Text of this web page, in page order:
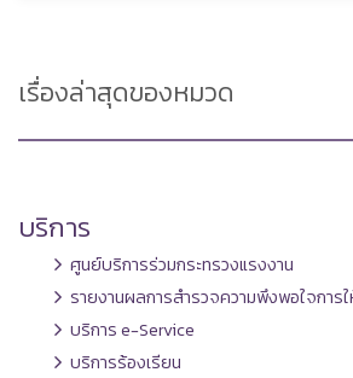
เรื่องล่าสุดของหมวด
บริการ
ศูนย์บริการร่วมกระทรวงแรงงาน
รายงานผลการสำรวจความพึงพอใจการ
บริการ e-Service
บริการร้องเรียน